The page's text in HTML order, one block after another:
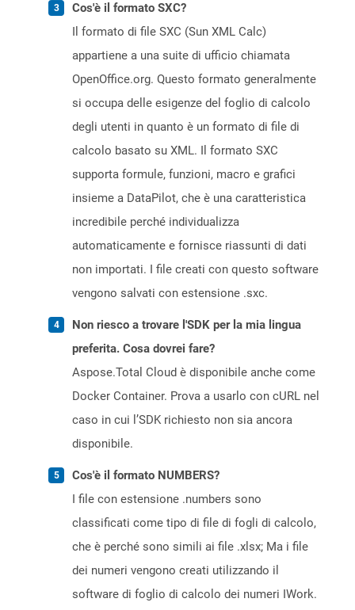
Cos'è il formato SXC?
Il formato di file SXC (Sun XML Calc)
appartiene a una suite di ufficio chiamata
OpenOffice.org. Questo formato generalmente
si occupa delle esigenze del foglio di calcolo
degli utenti in quanto è un formato di file di
calcolo basato su XML. Il formato SXC
supporta formule, funzioni, macro e grafici
insieme a DataPilot, che è una caratteristica
incredibile perché individualizza
automaticamente e fornisce riassunti di dati
non importati. I file creati con questo software
vengono salvati con estensione .sxc.
Non riesco a trovare l'SDK per la mia lingua
preferita. Cosa dovrei fare?
Aspose.Total Cloud è disponibile anche come
Docker Container. Prova a usarlo con cURL nel
caso in cui l’SDK richiesto non sia ancora
disponibile.
Cos'è il formato NUMBERS?
I file con estensione .numbers sono
classificati come tipo di file di fogli di calcolo,
che è perché sono simili ai file .xlsx; Ma i file
dei numeri vengono creati utilizzando il
software di foglio di calcolo dei numeri IWork.